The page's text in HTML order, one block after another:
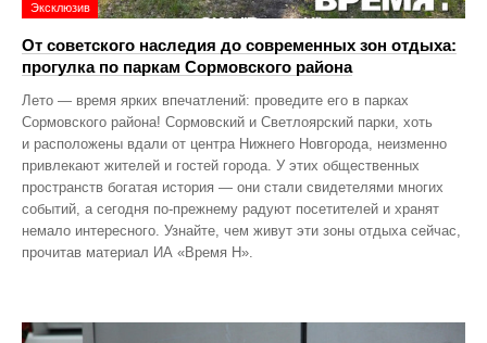
Эксклюзив
От советского наследия до современных зон отдыха:
прогулка по паркам Сормовского района
Лето — время ярких впечатлений: проведите его в парках
Сормовского района! Сормовский и Светлоярский парки, хоть
и расположены вдали от центра Нижнего Новгорода, неизменно
привлекают жителей и гостей города. У этих общественных
пространств богатая история — они стали свидетелями многих
событий, а сегодня по‑прежнему радуют посетителей и хранят
немало интересного. Узнайте, чем живут эти зоны отдыха сейчас,
прочитав материал ИА «Время Н».